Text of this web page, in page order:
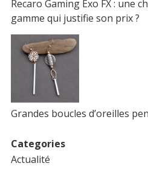
Recaro Gaming Exo FX : une
gamme qui justifie son prix ?
Grandes boucles d’oreilles
Categories
Actualité